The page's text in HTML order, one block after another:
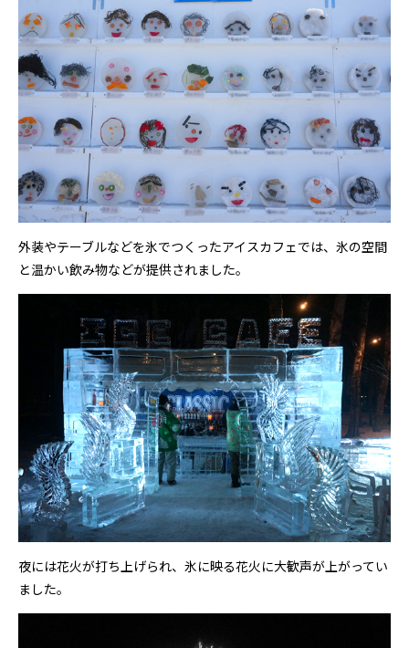
外装やテーブルなどを氷でつくったアイスカフェでは、氷の空間
と温かい飲み物などが提供されました。
夜には花火が打ち上げられ、氷に映る花火に大歓声が上がってい
ました。